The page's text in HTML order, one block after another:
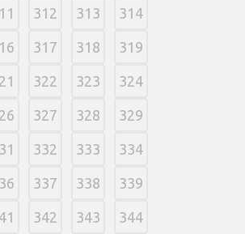
312 313 314
317 318 319
322 323 324
327 328 329
332 333 334
337 338 339
342 343 344